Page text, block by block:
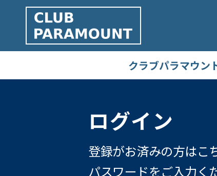
クラブパラマウン
ログイン
登録がお済みの方はこ
パスワードをご入力く